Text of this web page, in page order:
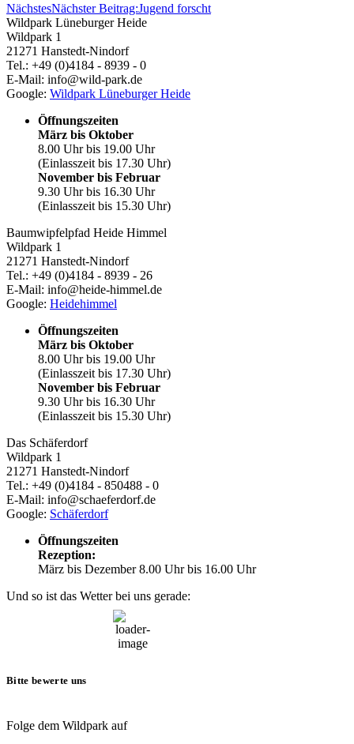
NächstesNächster Beitrag:Jugend forscht
Wildpark Lüneburger Heide
Wildpark 1
21271 Hanstedt-Nindorf
Tel.: +49 (0)4184 - 8939 - 0
E-Mail: info@wild-park.de
Google: Wildpark Lüneburger Heide
Öffnungszeiten
März bis Oktober
8.00 Uhr bis 19.00 Uhr
(Einlasszeit bis 17.30 Uhr)
November bis Februar
9.30 Uhr bis 16.30 Uhr
(Einlasszeit bis 15.30 Uhr)
Baumwipfelpfad Heide Himmel
Wildpark 1
21271 Hanstedt-Nindorf
Tel.: +49 (0)4184 - 8939 - 26
E-Mail: info@heide-himmel.de
Google: Heidehimmel
Öffnungszeiten
März bis Oktober
8.00 Uhr bis 19.00 Uhr
(Einlasszeit bis 17.30 Uhr)
November bis Februar
9.30 Uhr bis 16.30 Uhr
(Einlasszeit bis 15.30 Uhr)
Das Schäferdorf
Wildpark 1
21271 Hanstedt-Nindorf
Tel.: +49 (0)4184 - 850488 - 0
E-Mail: info@schaeferdorf.de
Google: Schäferdorf
Öffnungszeiten
Rezeption:
März bis Dezember 8.00 Uhr bis 16.00 Uhr
Und so ist das Wetter bei uns gerade:
10. August, 2026
16°C
Bitte bewerte uns
Folge dem Wildpark auf